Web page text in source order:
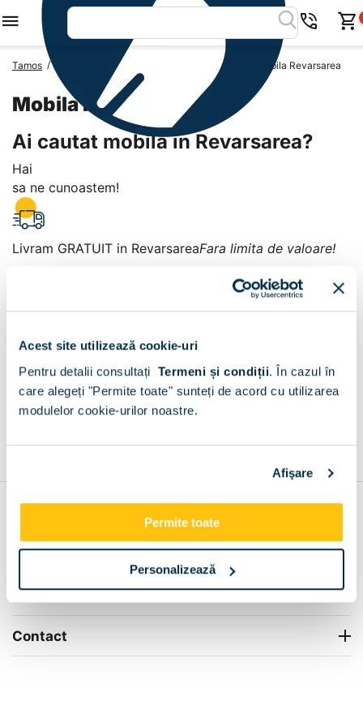
Acest site utilizează cookie-uri
Pentru detalii consultați Termeni și condiții. În cazul în
care alegeți "Permite toate" sunteți de acord cu utilizarea
modulelor cookie-urilor noastre.
Afişare
Permite toate
Personalizează
Tamos / Mobila Romania Mobila Judetul Tulcea Mobila Revarsarea
Mobila Revarsarea
Ai cautat mobila in Revarsarea?
Hai
sa ne cunoastem!
Livram GRATUIT in RevarsareaFara limita de valoare!
Revarsarea
+
Info Center
Livrare
Contact